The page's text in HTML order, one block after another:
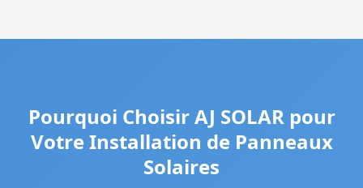
Pourquoi Choisir AJ SOLAR pour
Votre Installation de Panneaux
Solaires